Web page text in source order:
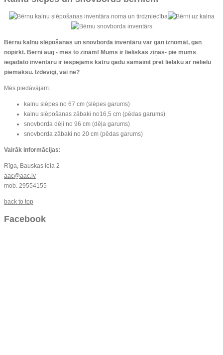
Bērnu kalnu slēpošanas un snovborda inventāru var gan iznomāt, gan
nopirkt. Bērni aug - mēs to zinām! Mums ir lieliskas ziņas- pie mums
iegādāto inventāru ir iespējams katru gadu samainīt pret lielāku ar nelielu
piemaksu. Izdevīgi, vai ne?
Mēs piedāvājam:
kalnu slēpes no 67 cm (slēpes garums)
kalnu slēpošanas zābaki no16,5 cm (pēdas garums)
snovborda dēļi no 96 cm (dēļa garums)
snovborda zābaki no 20 cm (pēdas garums)
Vairāk informācijas:
Rīga, Bauskas iela 2
aac@aac.lv
mob. 29554155
back to top
Facebook